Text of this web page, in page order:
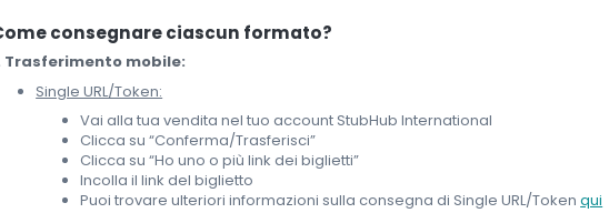
consegnare ciascun formato?
Trasferimento mobile:
Single URL/Token:
Vai alla tua vendita nel tuo account StubHub International
Clicca su “Conferma/Trasferisci”
Clicca su “Ho uno o più link dei biglietti”
Incolla il link del biglietto
Puoi trovare ulteriori informazioni sulla consegna di Single URL/Tokenqui